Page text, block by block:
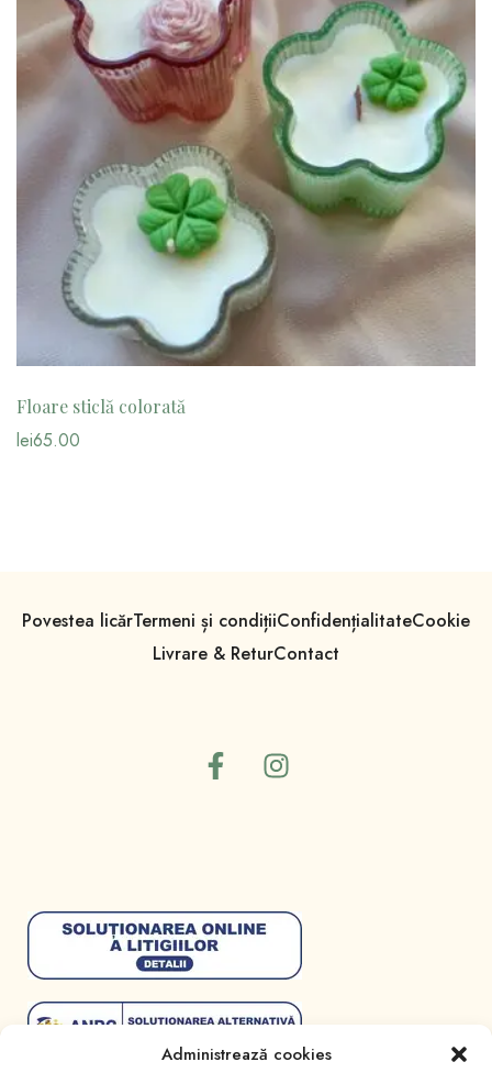
Administrează cookies
Floare sticlă colorată
lei65.00
Povestea licărTermeni și condițiiConfidențialitateCookie
Livrare & ReturContact